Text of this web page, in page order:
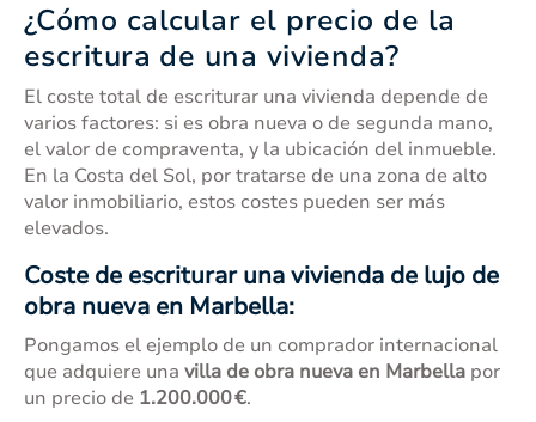
¿Cómo calcular el precio de la
escritura de una vivienda?
El coste total de escriturar una vivienda depende de
varios factores: si es obra nueva o de segunda mano,
el valor de compraventa, y la ubicación del inmueble.
En la Costa del Sol, por tratarse de una zona de alto
valor inmobiliario, estos costes pueden ser más
elevados.
Coste de escriturar una vivienda de lujo de
obra nueva en Marbella:
Pongamos el ejemplo de un comprador internacional
que adquiere una villa de obra nueva en Marbella por
un precio de 1.200.000 €.